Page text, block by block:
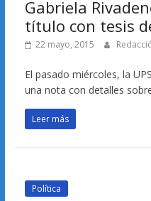
Gabriela
título con tesis
22 mayo, 2015
El pasado miércoles, la
una nota con detalles
Leer más
Política